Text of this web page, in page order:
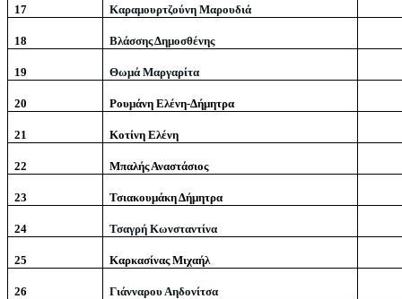
17 Καραμουρτζούνη Μαρουδιά
18 Βλάσσης Δημοσθένης
19 Θωμά Μαργαρίτα
20 Ρουμάνη Ελένη-Δήμητρα
21 Κοτίνη Ελένη
22 Μπαλής Αναστάσιος
23 Τσιακουμάκη Δήμητρα
24 Τσαγρή Κωνσταντίνα
25 Καρκασίνας Μιχαήλ
26 Γιάνναρου Αηδονίτσα